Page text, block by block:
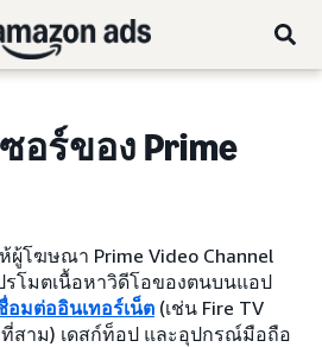
อร์ของ Prime
ผู้โฆษณา Prime Video Channel
รโมตเนื้อหาวิดีโอของตนบนแอป
อมต่ออินเทอร์เน็ต (เช่น Fire TV
สาม) เดสก์ท็อป และอุปกรณ์มือถือ